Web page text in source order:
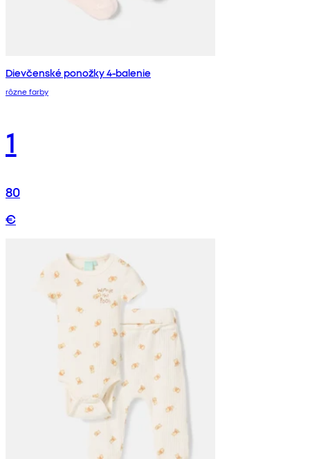
Dievčenské ponožky 4-balenie
rôzne farby
1
80
€